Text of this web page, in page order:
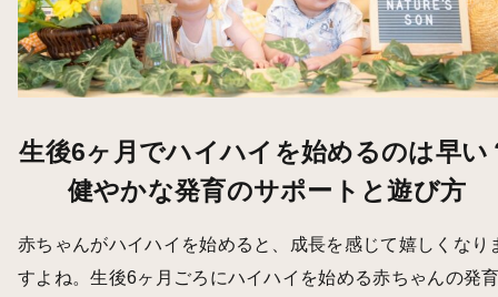
生後6ヶ月でハイハイを始めるのは早い
健やかな発育のサポートと遊び方
赤ちゃんがハイハイを始めると、成長を感じて嬉しくなり
すよね。生後6ヶ月ごろにハイハイを始める赤ちゃんの発